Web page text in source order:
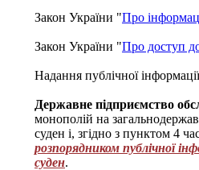
Закон України "Про
Закон України "Про доступ
Надання публічної інформації
Державне підприємство
монополій на
суден і, згідно з пунктом 4
розпорядником публічної
суден.